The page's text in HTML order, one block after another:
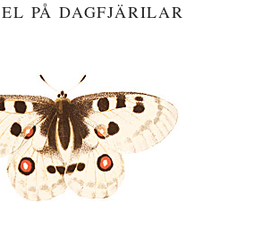
PÅ DAGFJÄRILAR